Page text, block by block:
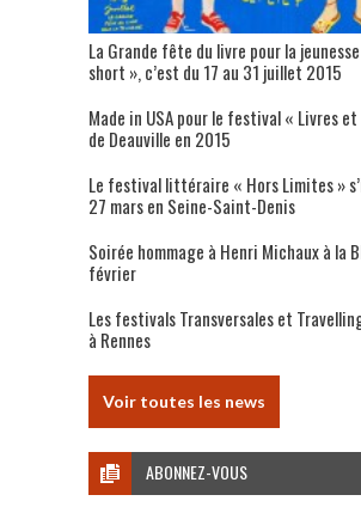
La Grande fête du livre pour la
short », c’est du 17 au 31 juillet 2015
Made in USA pour le festival « Livres
de Deauville en 2015
Le festival littéraire « Hors Limites »
27 mars en Seine-Saint-Denis
Soirée hommage à Henri Michaux à la
février
Les festivals Transversales et
à Rennes
Voir toutes les news
ABONNEZ-VOUS